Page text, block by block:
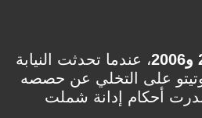
، عندما تحدثت النيابة
على التخلي عن حصصه
أحكام إدانة شملت